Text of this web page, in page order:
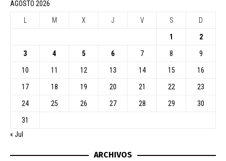
AGOSTO 2026
L M X J V S D
1 2
3 4 5 6 7 8 9
10 11 12 13 14 15 16
17 18 19 20 21 22 23
24 25 26 27 28 29 30
31
« Jul
ARCHIVOS